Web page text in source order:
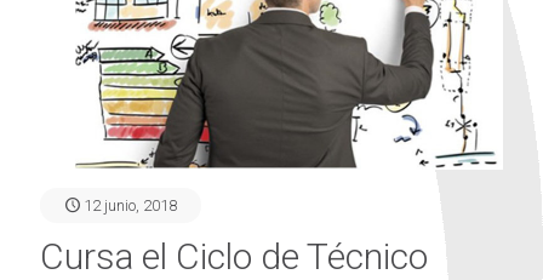
12 junio, 2018
Cursa el Ciclo de Técnico